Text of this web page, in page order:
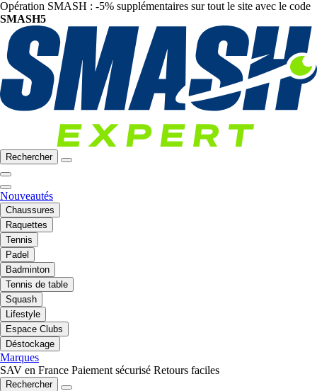
Opération SMASH : -5% supplémentaires sur tout le site avec le code
SMASH5
Rechercher
Nouveautés
Chaussures
Raquettes
Tennis
Padel
Badminton
Tennis de table
Squash
Lifestyle
Espace Clubs
Déstockage
Marques
SAV en France Paiement sécurisé Retours faciles
Rechercher